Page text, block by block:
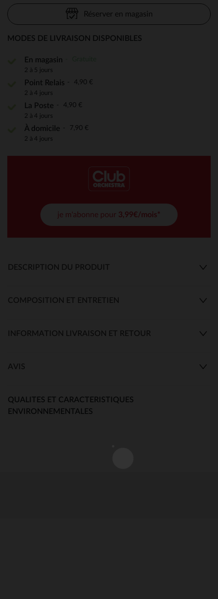
Réserver en magasin
MODES DE LIVRAISON DISPONIBLES
En magasin
2 à 5 jours
Point Relais 4,90 €
2 à 4 jours
La Poste 4,90 €
2 à 4 jours
À domicile 7,90 €
2 à 4 jours
je m'abonne pour 3,99€/mois*
DESCRIPTION DU PRODUIT
COMPOSITION ET ENTRETIEN
INFORMATION LIVRAISON ET RETOUR
AVIS
QUALITES ET CARACTERISTIQUES
ENVIRONNEMENTALES